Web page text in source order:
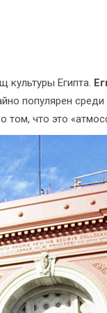
культуры Египта.
популярен
что это